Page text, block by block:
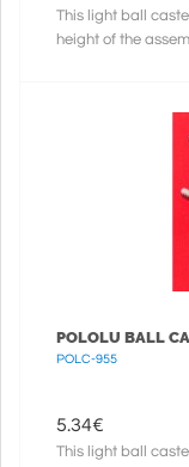
This light ball
height of the
POLOLU BALL
POLC-955
5.34€
This light ball